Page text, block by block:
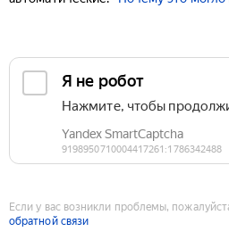
Если у вас возникли проблемы,
обратной связи